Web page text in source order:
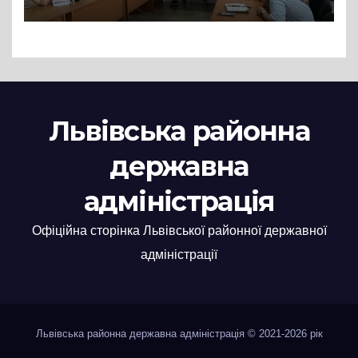
нові заяви
Львівська районна
державна
адміністрація
Офіційна сторінка Львівської районної державної
адміністрації
Львівська районна державна адміністрація © 2021-2026 рік